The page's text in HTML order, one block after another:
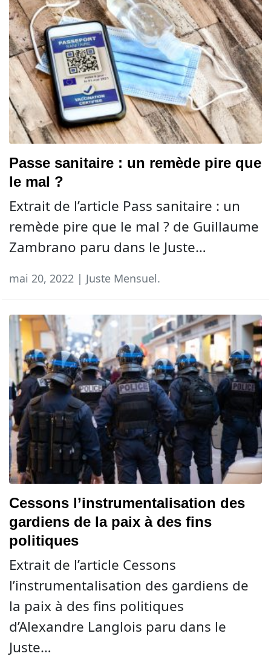
Passe sanitaire : un remède pire que
le mal ?
Extrait de l’article Pass sanitaire : un
remède pire que le mal ? de Guillaume
Zambrano paru dans le Juste…
mai 20, 2022 | Juste Mensuel.
Cessons l’instrumentalisation des
gardiens de la paix à des fins
politiques
Extrait de l’article Cessons
l’instrumentalisation des gardiens de
la paix à des fins politiques
d’Alexandre Langlois paru dans le
Juste…